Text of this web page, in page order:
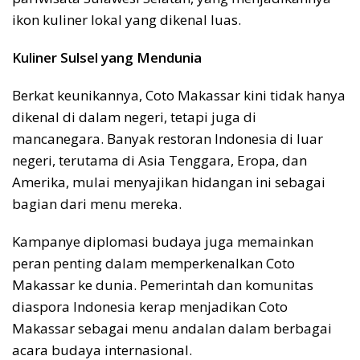
ikon kuliner lokal yang dikenal luas.
Kuliner Sulsel yang Mendunia
Berkat keunikannya, Coto Makassar kini tidak hanya
dikenal di dalam negeri, tetapi juga di
mancanegara. Banyak restoran Indonesia di luar
negeri, terutama di Asia Tenggara, Eropa, dan
Amerika, mulai menyajikan hidangan ini sebagai
bagian dari menu mereka.
Kampanye diplomasi budaya juga memainkan
peran penting dalam memperkenalkan Coto
Makassar ke dunia. Pemerintah dan komunitas
diaspora Indonesia kerap menjadikan Coto
Makassar sebagai menu andalan dalam berbagai
acara budaya internasional.